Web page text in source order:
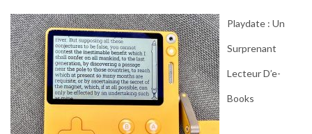
Playdate : Un
Surprenant
Lecteur D’e-
Books